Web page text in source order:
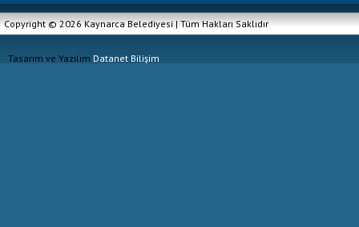
Copyright © 2026 Kaynarca Belediyesi | Tüm Hakları Saklıdır
Tasarım ve Yazılım Datanet Bilişim